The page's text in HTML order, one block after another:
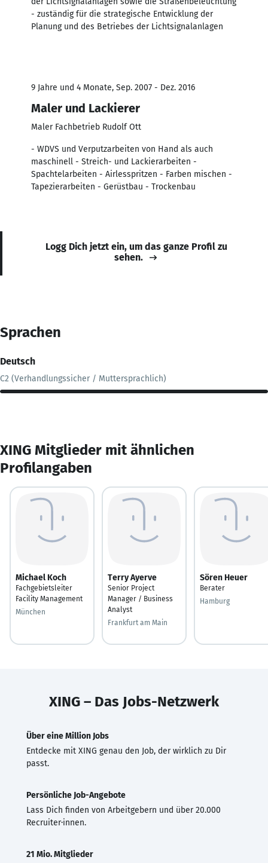
- zuständig für die strategische Ent­wicklung der
Planung und des Betriebes der Licht­signal­anlagen
9 Jahre und 4 Monate, Sep. 2007 - Dez. 2016
Maler und Lackierer
Maler Fachbetrieb Rudolf Ott
- WDVS und Verputzarbeiten von Hand als auch
maschinell - Streich- und Lackierarbeiten -
Spachtelarbeiten - Airlesspritzen - Farben mischen -
Tapezierarbeiten - Gerüstbau - Trockenbau
Logg Dich jetzt ein, um das ganze Profil zu
sehen.
Sprachen
Deutsch
C2 (Verhandlungssicher / Muttersprachlich)
XING Mitglieder mit ähnlichen
Profilangaben
Michael Koch
Fachgebietsleiter
Facility Management
München
Terry Ayerve
Senior Project
Manager / Business
Analyst
Frankfurt am Main
Sören Heuer
Berater
Hamburg
XING – Das Jobs-Netzwerk
Über eine Million Jobs
Entdecke mit XING genau den Job, der wirklich zu Dir
passt.
Persönliche Job-Angebote
Lass Dich finden von Arbeitgebern und über 20.000
Recruiter·innen.
21 Mio. Mitglieder